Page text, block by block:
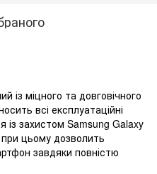
із міцного та довговічного
всі експлуатаційні
із захистом Samsung Galaxy
при цьому дозволить
завдяки повністю